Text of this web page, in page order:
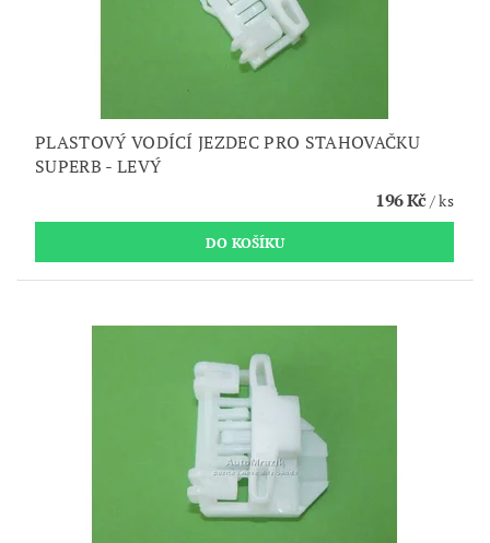
PLASTOVÝ VODÍCÍ JEZDEC PRO STAHOVAČKU
SUPERB - LEVÝ
196 Kč/ ks